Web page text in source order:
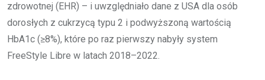
zdrowotnej (EHR) – i uwzględniało dane z USA dla osób
dorosłych z cukrzycą typu 2 i podwyższoną wartością
HbA1c (≥8%), które po raz pierwszy nabyły system
FreeStyle Libre w latach 2018–2022.